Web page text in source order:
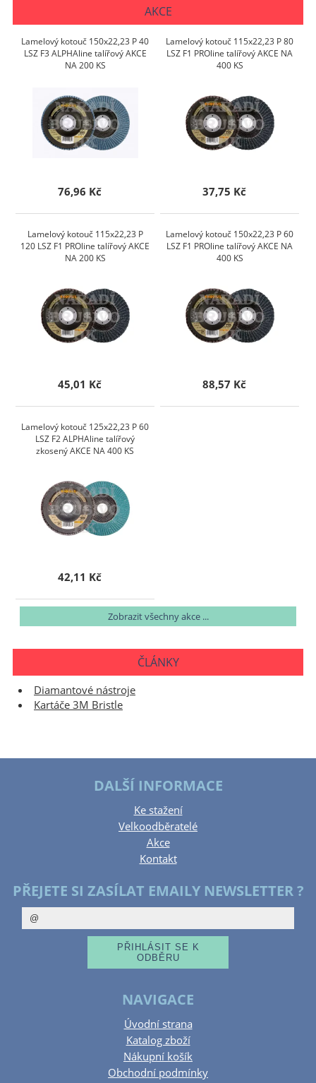
AKCE
Lamelový kotouč 150x22,23 P 40
LSZ F3 ALPHAline talířový AKCE
NA 200 KS
76,96 Kč
Lamelový kotouč 115x22,23 P 80
LSZ F1 PROline talířový AKCE NA
400 KS
37,75 Kč
Lamelový kotouč 115x22,23 P
120 LSZ F1 PROline talířový AKCE
NA 200 KS
45,01 Kč
Lamelový kotouč 150x22,23 P 60
LSZ F1 PROline talířový AKCE NA
400 KS
88,57 Kč
Lamelový kotouč 125x22,23 P 60
LSZ F2 ALPHAline talířový
zkosený AKCE NA 400 KS
42,11 Kč
Zobrazit všechny akce ...
ČLÁNKY
Diamantové nástroje
Kartáče 3M Bristle
DALŠÍ INFORMACE
Ke stažení
Velkoodběratelé
Akce
Kontakt
PŘEJETE SI ZASÍLAT EMAILY NEWSLETTER ?
NAVIGACE
Úvodní strana
Katalog zboží
Nákupní košík
Obchodní podmínky